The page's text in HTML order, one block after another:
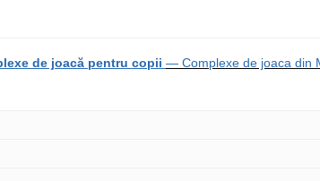
de joacă pentru copii — Complexe de joaca din